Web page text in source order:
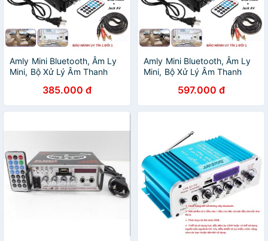
Amly Mini Bluetooth, Âm Ly
Mini, Bộ Xử Lý Âm Thanh
Amply Hát Karaoke
385.000 đ
Amly Mini Bluetooth, Âm Ly
Mini, Bộ Xử Lý Âm Thanh
Amply Hát Karaoke
597.000 đ